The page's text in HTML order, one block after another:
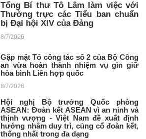
Tổng Bí thư Tô Lâm làm việc với
Thường trực các Tiểu ban chuẩn
bị Đại hội XIV của Đảng
8/7/2026
Gặp mặt Tổ công tác số 2 của Bộ Công
an vừa hoàn thành nhiệm vụ gìn giữ
hòa bình Liên hợp quốc
8/7/2026
Hội nghị Bộ trưởng Quốc phòng
ASEAN: Đoàn kết ASEAN vì an ninh và
thịnh vượng - Việt Nam đề xuất định
hướng nhằm duy trì, củng cố đoàn kết,
thống nhất trong đa dạng